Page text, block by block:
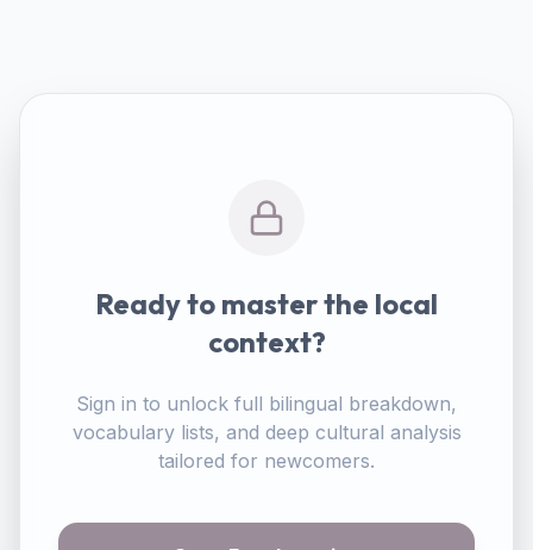
Ready to master the local
context?
Sign in to unlock full bilingual breakdown,
vocabulary lists, and deep cultural analysis
tailored for newcomers.